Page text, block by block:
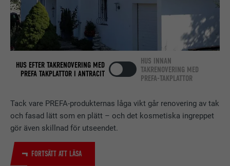
Tack vare PREFA-produkternas låga vikt går renovering av tak
och fasad lätt som en plätt – och det kosmetiska ingreppet
gör även skillnad för utseendet.
FORTSÄTT ATT LÄSA
HUS EFTER TAKRENOVERING MED
PREFA TAKPLATTOR I ANTRACIT
HUS INNAN
TAKRENOVERING MED
PREFA-TAKPLATTOR
ÄNDAMÅL
Används av den sociala
nätverkstjänsten LinkedIn för att
spåra användningen av inbäddade
LEVERANTÖRER LinkedIn